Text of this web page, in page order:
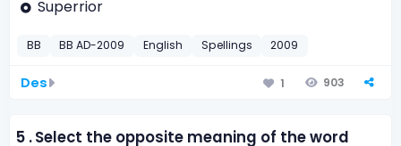
Superrior
BB BB AD-2009 English Spellings 2009
Des 1 903
5 .Select the opposite meaning of the word